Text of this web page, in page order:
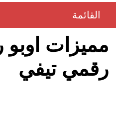
القائمة
رقمي تيفي